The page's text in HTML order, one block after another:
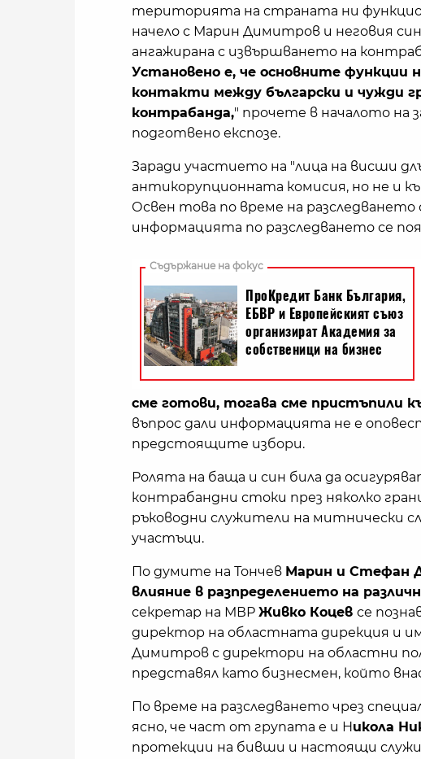
територията на страната ни
начело с Марин Димитров и неговия
ангажирана с извършването на
Установено е, че основните функции
контакти между български и чужди
контрабанда," прочете в началото на
подготвено експозе.
Заради участието на "лица на висши
антикорупционната комисия, но не и
Освен това по време на
информацията по разследването се
сме готови, тогава сме пристъпили
въпрос дали информацията не е
предстоящите избори.
Ролята на баща и син била да
контрабандни стоки през няколко
ръководни служители на митнически
участъци.
По думите на Тончев Марин и Стефан
влияние в разпределението на
секретар на МВР Живко Коцев се
директор на областната дирекция и
Димитров с директори на областни
представял като бизнесмен, който
По време на разследването чрез
ясно, че част от групата е и Н икола
протекции на бивши и настоящи